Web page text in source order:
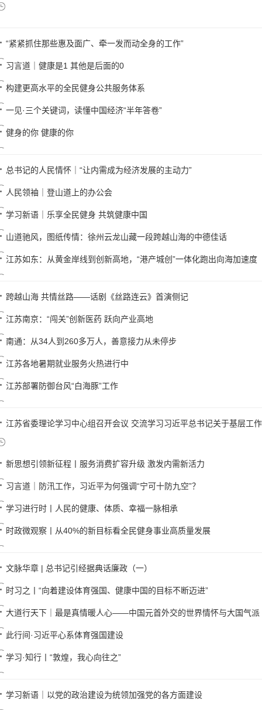
“紧紧抓住那些惠及面广、牵一发而动全身的工作”
习言道｜健康是1 其他是后面的0
构建更高水平的全民健身公共服务体系
一见·三个关键词，读懂中国经济“半年答卷”
健身的你 健康的你
总书记的人民情怀｜“让内需成为经济发展的主动力”
人民领袖｜登山道上的办公会
学习新语｜乐享全民健身 共筑健康中国
山道驰风，图纸传情：徐州云龙山藏一段跨越山海的中德佳话
江苏如东：从黄金岸线到创新高地，“港产城创”一体化跑出向海加速度
跨越山海 共情丝路——话剧《丝路连云》首演侧记
江苏南京：“闯关”创新医药 跃向产业高地
南通：从34人到260多万人，善意接力从未停步
江苏各地暑期就业服务火热进行中
江苏部署防御台风“白海豚”工作
江苏省委理论学习中心组召开会议 交流学习习近平总书记关于基层工
新思想引领新征程丨服务消费扩容升级 激发内需新活力
习言道｜防汛工作，习近平为何强调“宁可十防九空”？
学习进行时丨人民的健康、体质、幸福一脉相承
时政微观察丨从40%的新目标看全民健身事业高质量发展
文脉华章 | 总书记引经据典话廉政（一）
时习之丨“向着建设体育强国、健康中国的目标不断迈进”
大道行天下｜最是真情暖人心——中国元首外交的世界情怀与大国气派
此行间·习近平心系体育强国建设
学习·知行丨“敦煌，我心向往之”
学习新语｜以党的政治建设为统领加强党的各方面建设